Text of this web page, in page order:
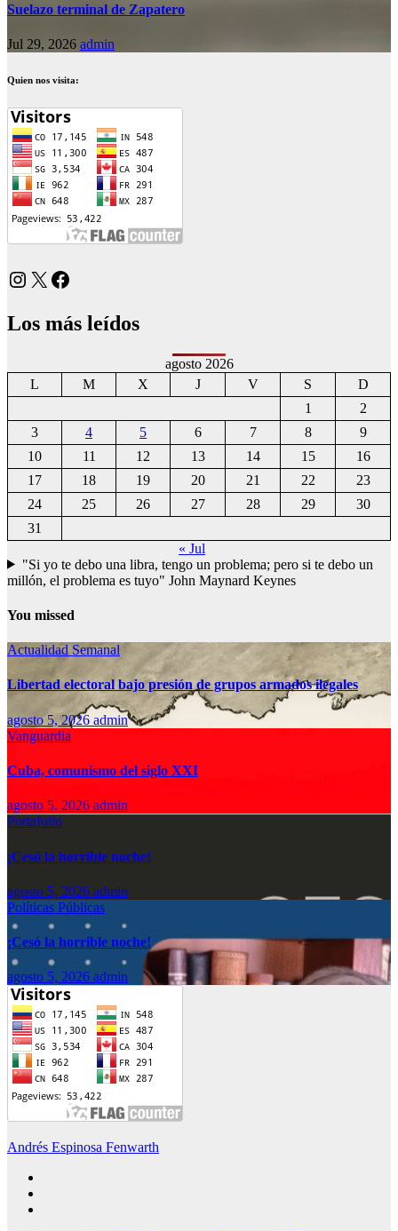
Suelazo terminal de Zapatero
Jul 29, 2026 admin
Quien nos visita:
Instagram
X Facebook
Los más leídos
agosto 2026
L
M X J V S
D
1
2
3
4 5 6 7 8
9
10
11 12 13 14 15
16
17
18 19 20 21 22
23
24
25 26 27 28 29
30
31
« Jul
"Si yo te debo una libra, tengo un problema; pero si te debo un
millón, el problema es tuyo" John Maynard Keynes
You missed
Actualidad Semanal
Libertad electoral bajo presión de grupos armados ilegales
agosto 5, 2026 admin
Vanguardia
Cuba, comunismo del siglo XXI
agosto 5, 2026 admin
Portafolio
¡Cesó la horrible noche!
agosto 5, 2026 admin
Políticas Públicas
¡Cesó la horrible noche!
agosto 5, 2026 admin
Andrés Espinosa Fenwarth